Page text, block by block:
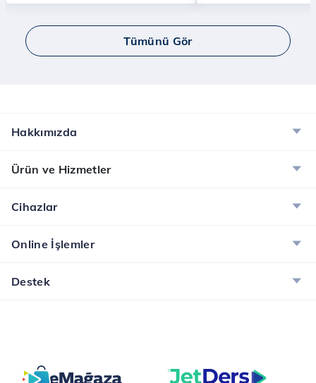
Tümünü Gör
Hakkımızda
Ürün ve Hizmetler
Cihazlar
Online İşlemler
Destek